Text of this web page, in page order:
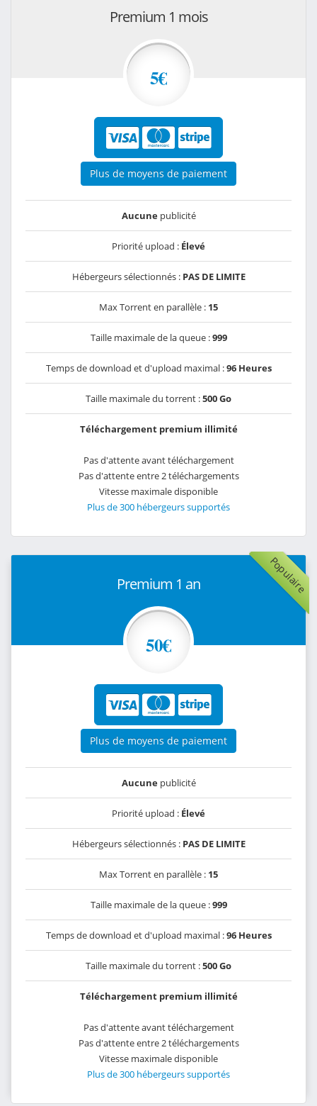
Premium 1 mois
5€
Plus de moyens de paiement
Aucunepublicité
Priorité upload : Élevé
Hébergeurs sélectionnés : PAS DE LIMITE
Max Torrent en parallèle : 15
Taille maximale de la queue :999
Temps de download et d'upload maximal :96 Heures
Taille maximale du torrent :500 Go
Téléchargement premium illimité
Pas d'attente avant téléchargement
Pas d'attente entre 2 téléchargements
Vitesse maximale disponible
Plus de 300 hébergeurs supportés
Populaire
Premium 1 an
50€
Plus de moyens de paiement
Aucunepublicité
Priorité upload : Élevé
Hébergeurs sélectionnés : PAS DE LIMITE
Max Torrent en parallèle : 15
Taille maximale de la queue :999
Temps de download et d'upload maximal :96 Heures
Taille maximale du torrent :500 Go
Téléchargement premium illimité
Pas d'attente avant téléchargement
Pas d'attente entre 2 téléchargements
Vitesse maximale disponible
Plus de 300 hébergeurs supportés